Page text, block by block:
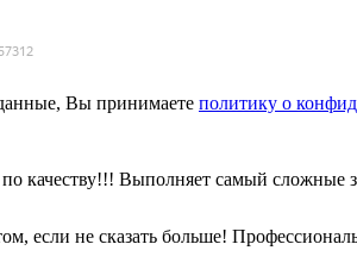
Вы принимаете политику о
качеству!!! Выполняет самый сложные
если не сказать больше!